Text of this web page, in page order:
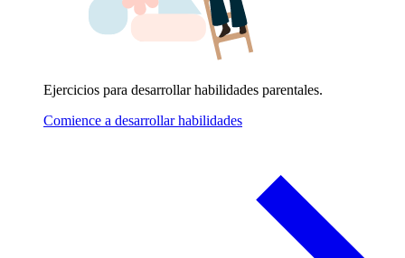
Ejercicios para desarrollar habilidades parentales.
Comience a desarrollar habilidades